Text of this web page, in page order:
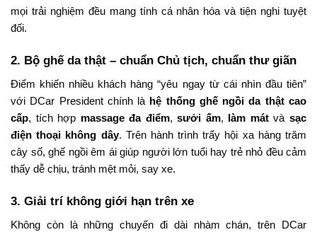
mọi trải nghiệm đều mang tính cá nhân hóa và tiện nghi tuyệt
đối.
2. Bộ ghế da thật – chuẩn Chủ tịch, chuẩn thư giãn
Điểm khiến nhiều khách hàng “yêu ngay từ cái nhìn đầu tiên”
với DCar President chính là hệ thống ghế ngồi da thật cao
cấp, tích hợp massage đa điểm,sưởi ấm, làm mátvàsạc
điện thoại không dây. Trên hành trình trẩy hội xa hàng trăm
cây số, ghế ngồi êm ái giúp người lớn tuổi hay trẻ nhỏ đều cảm
thấy dễ chịu, tránh mệt mỏi, say xe.
3. Giải trí không giới hạn trên xe
Không còn là những chuyến đi dài nhàm chán, trên DCar